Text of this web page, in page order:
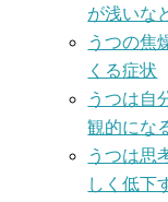
が浅いな
うつの焦
くる症状
うつは自
観的にな
うつは思
しく低下